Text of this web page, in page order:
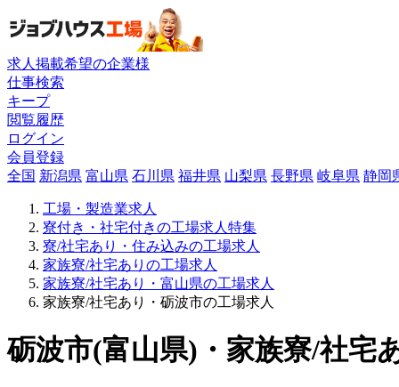
求人掲載希望の企業様
仕事検索
キープ
閲覧履歴
ログイン
会員登録
全国 新潟県 富山県 石川県 福井県 山梨県 長野県 岐阜県 静岡
工場・製造業求人
寮付き・社宅付きの工場求人特集
寮/社宅あり・住み込みの工場求人
家族寮/社宅ありの工場求人
家族寮/社宅あり・富山県の工場求人
家族寮/社宅あり・砺波市の工場求人
砺波市(富山県)・家族寮/社宅